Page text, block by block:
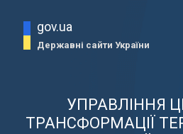
gov.ua
Державні сайти України
УПРАВЛІННЯ
ТРАНСФОРМАЦІЇ